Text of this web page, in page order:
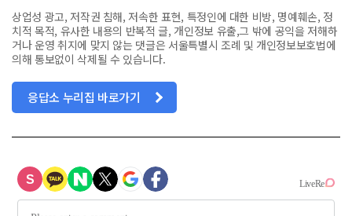
상업성 광고, 저작권 침해, 저속한 표현, 특정인에 대한 비방, 명예훼손, 정
치적 목적, 유사한 내용의 반복적 글, 개인정보 유출,그 밖에 공익을 저해하
거나 운영 취지에 맞지 않는 댓글은 서울특별시 조례 및 개인정보보호법에
의해 통보없이 삭제될 수 있습니다.
응답소 누리집 바로가기